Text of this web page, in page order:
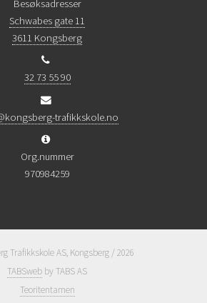
Besøksadresser
Schwabes gate 11
3611 Kongsberg
32 73 55 90
trafikkskole.no
Org.nummer
970984259
Trafikkskole AS, Kongsberg / 2026
TABSweb by TABS AS
Teoritentamen